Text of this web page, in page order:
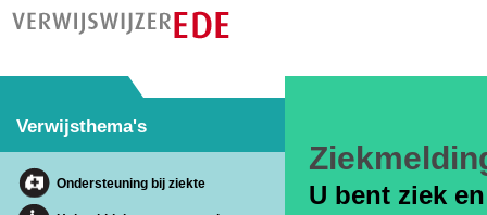
Verwijsthema's
Ondersteuning bij ziekte
U bent ziek